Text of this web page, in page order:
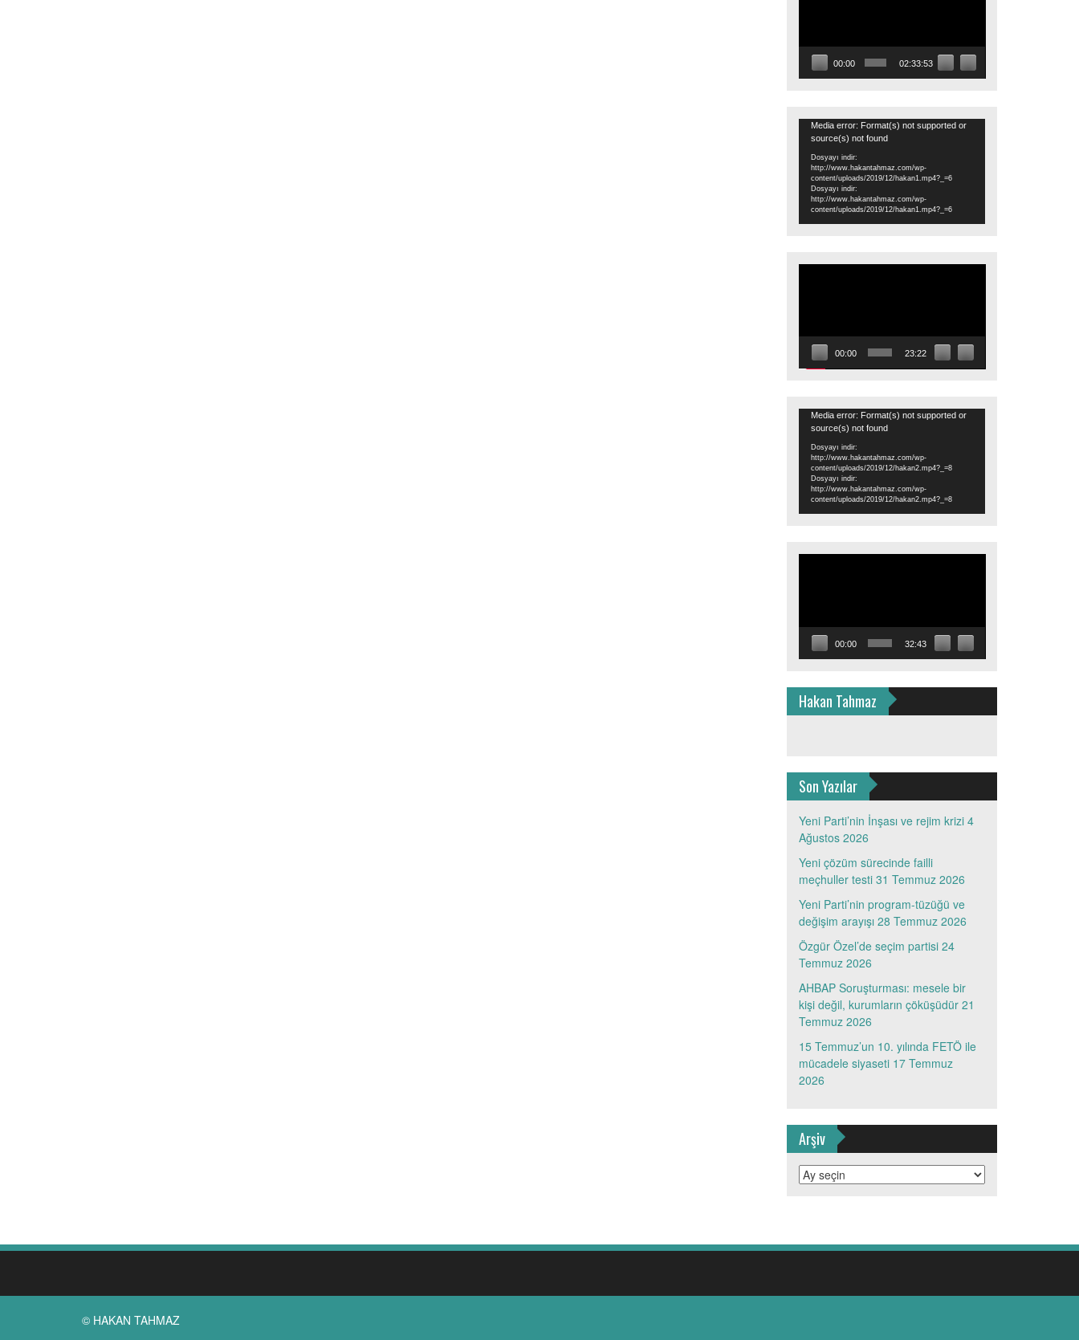
00:00 02:33:53
Video
oynatıcı
Media error: Format(s) not supported or
source(s) not found
Dosyayı indir:
http://www.hakantahmaz.com/wp-
content/uploads/2019/12/hakan1.mp4?_=6
Dosyayı indir:
http://www.hakantahmaz.com/wp-
content/uploads/2019/12/hakan1.mp4?_=6
00:00 23:22
Video
oynatıcı
Media error: Format(s) not supported or
source(s) not found
Dosyayı indir:
http://www.hakantahmaz.com/wp-
content/uploads/2019/12/hakan2.mp4?_=8
Dosyayı indir:
http://www.hakantahmaz.com/wp-
content/uploads/2019/12/hakan2.mp4?_=8
00:00 32:43
Hakan Tahmaz
Son Yazılar
Yeni Parti’nin İnşası ve rejim krizi 4
Ağustos 2026
Yeni çözüm sürecinde failli
meçhuller testi 31 Temmuz 2026
Yeni Parti’nin program-tüzüğü ve
değişim arayışı 28 Temmuz 2026
Özgür Özel’de seçim partisi 24
Temmuz 2026
AHBAP Soruşturması: mesele bir
kişi değil, kurumların çöküşüdür 21
Temmuz 2026
15 Temmuz’un 10. yılında FETÖ ile
mücadele siyaseti 17 Temmuz
2026
Arşiv
Arşiv
© HAKAN TAHMAZ